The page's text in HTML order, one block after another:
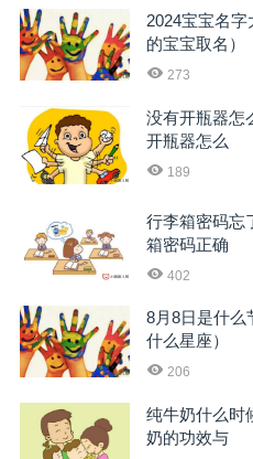
2024宝宝名
的宝宝取名）
273
没有开瓶器怎
开瓶器怎么
189
行李箱密码忘
箱密码正确
402
8月8日是什么
什么星座）
206
纯牛奶什么时
奶的功效与